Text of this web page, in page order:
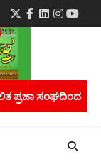
Twitter
Facebook
LinkedIn
ಮಾನವ